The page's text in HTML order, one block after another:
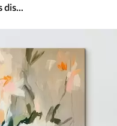
Fleurs blanches aux pétales délicats disposées dans un joli motif floral sur un fond clair